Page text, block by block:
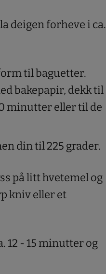
deigen forheve i ca.
til baguetter.
bakepapir, dekk til
minutter eller til de
din til 225 grader.
på litt hvetemel og
kniv eller et
12 - 15 minutter og